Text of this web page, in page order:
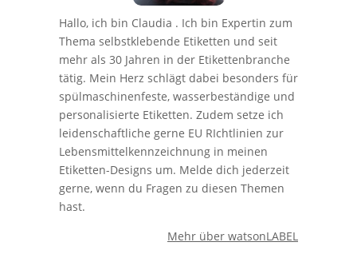
Hallo, ich bin Claudia . Ich bin Expertin zum
Thema selbstklebende Etiketten und seit
mehr als 30 Jahren in der Etikettenbranche
tätig. Mein Herz schlägt dabei besonders für
spülmaschinenfeste, wasserbeständige und
personalisierte Etiketten. Zudem setze ich
leidenschaftliche gerne EU RIchtlinien zur
Lebensmittelkennzeichnung in meinen
Etiketten-Designs um. Melde dich jederzeit
gerne, wenn du Fragen zu diesen Themen
hast.
Mehr über watsonLABEL